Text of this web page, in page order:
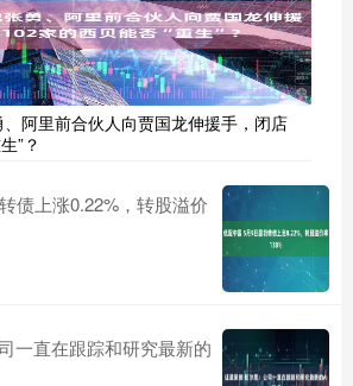
阿里前合伙人向贾国龙伸援手，闭店
”？
债上涨0.22%，转股溢价
一直在跟踪和研究最新的